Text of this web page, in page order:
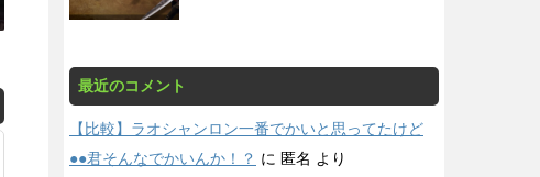
最近のコメント
【比較】ラオシャンロン一番でかいと思ってたけど
●●君そんなでかいんか！？ に 匿名 より